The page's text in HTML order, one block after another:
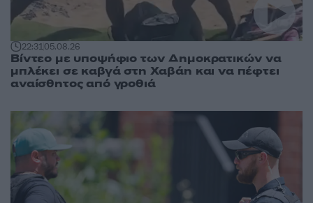
22:3105.08.26
Βίντεο με υποψήφιο των Δημοκρατικών να
μπλέκει σε καβγά στη Χαβάη και να πέφτει
αναίσθητος από γροθιά